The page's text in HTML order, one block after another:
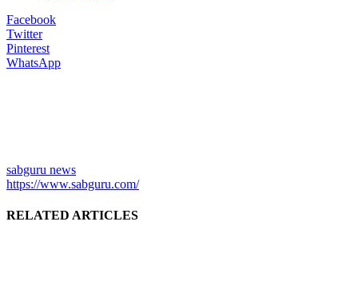
Facebook
Twitter
Pinterest
WhatsApp
sabguru news
https://www.sabguru.com/
RELATED ARTICLES